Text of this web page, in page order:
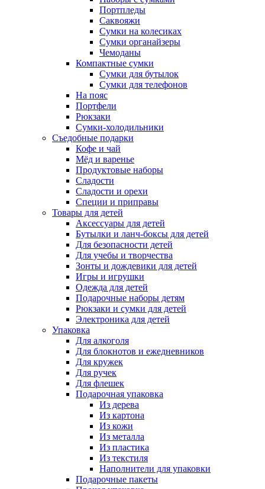
Портпледы
Саквояжи
Сумки на колесиках
Сумки органайзеры
Чемоданы
Компактные сумки
Сумки для бутылок
Сумки для телефонов
На пояс
Портфели
Рюкзаки
Сумки-холодильники
Съедобные подарки
Кофе и чай
Мёд и варенье
Продуктовые наборы
Сладости
Сладости и орехи
Специи и приправы
Товары для детей
Аксессуары для детей
Бутылки и ланч-боксы для детей
Для безопасности детей
Для учебы и творчества
Зонты и дождевики для детей
Игры и игрушки
Одежда для детей
Подарочные наборы детям
Рюкзаки и сумки для детей
Электроника для детей
Упаковка
Для алкоголя
Для блокнотов и ежедневников
Для кружек
Для ручек
Для флешек
Подарочная упаковка
Из дерева
Из картона
Из кожи
Из металла
Из пластика
Из текстиля
Наполнители для упаковки
Подарочные пакеты